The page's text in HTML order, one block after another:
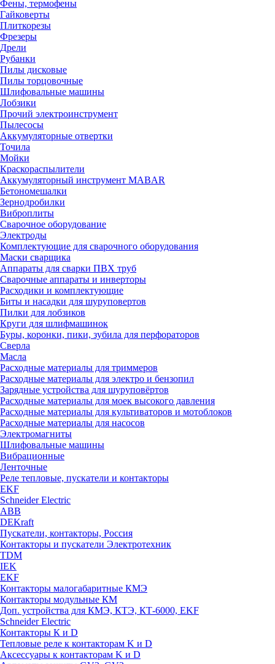
Фены, термофены
Гайковерты
Плиткорезы
Фрезеры
Дрели
Рубанки
Пилы дисковые
Пилы торцовочные
Шлифовальные машины
Лобзики
Прочий электроинструмент
Пылесосы
Аккумуляторные отвертки
Точила
Мойки
Краскораспылители
Аккумуляторный инструмент MABAR
Бетономешалки
Зернодробилки
Виброплиты
Сварочное оборудование
Электроды
Комплектующие для сварочного оборудования
Маски сварщика
Аппараты для сварки ПВХ труб
Сварочные аппараты и инверторы
Расходики и комплектующие
Биты и насадки для шуруповертов
Пилки для лобзиков
Круги для шлифмашинок
Буры, коронки, пики, зубила для перфораторов
Сверла
Масла
Расходные материалы для триммеров
Расходные материалы для электро и бензопил
Зарядные устройства для шуруповёртов
Расходные материалы для моек высокого давления
Расходные материалы для культиваторов и мотоблоков
Расходные материалы для насосов
Электромагниты
Шлифовальные машины
Вибрационные
Ленточные
Реле тепловые, пускатели и контакторы
EKF
Schneider Electric
ABB
DEKraft
Пускатели, контакторы, Россия
Контакторы и пускатели Электротехник
TDM
IEK
EKF
Контакторы малогабаритные КМЭ
Контакторы модульные КМ
Доп. устройства для КМЭ, КТЭ, КТ-6000, EKF
Schneider Electric
Контакторы К и D
Тепловые реле к контакторам K и D
Аксессуары к контакторам K и D